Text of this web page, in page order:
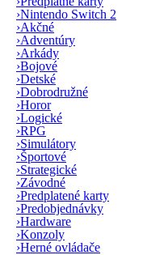
›Nintendo Switch 2
›Akčné
›Adventúry
›Arkády
›Bojové
›Detské
›Dobrodružné
›Horor
›Logické
›RPG
›Simulátory
›Športové
›Strategické
›Závodné
›Predplatené karty
›Predobjednávky
›Hardware
›Konzoly
›Herné ovládače